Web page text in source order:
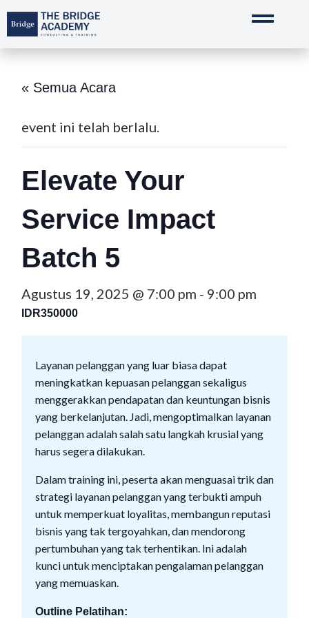
Lewati
ke
konten
« Semua Acara
event ini telah berlalu.
Elevate Your
Service Impact
Batch 5
Agustus 19, 2025 @ 7:00 pm - 9:00 pm
IDR350000
Layanan pelanggan yang luar biasa dapat
meningkatkan kepuasan pelanggan sekaligus
menggerakkan pendapatan dan keuntungan bisnis
yang berkelanjutan. Jadi, mengoptimalkan layanan
pelanggan adalah salah satu langkah krusial yang
harus segera dilakukan.
Dalam training ini, peserta akan menguasai trik dan
strategi layanan pelanggan yang terbukti ampuh
untuk memperkuat loyalitas, membangun reputasi
bisnis yang tak tergoyahkan, dan mendorong
pertumbuhan yang tak terhentikan. Ini adalah
kunci untuk menciptakan pengalaman pelanggan
yang memuaskan.
Outline Pelatihan: